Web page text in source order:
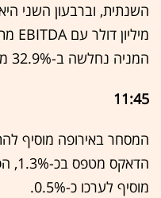
המניה נחלשה ב-32.9% מתחילת השנה.
11:45
המסחר באירופה מוסיף
מוסיף לערכו כ-0.5%.